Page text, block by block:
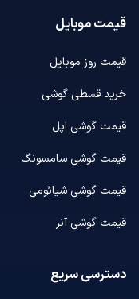
قیمت موبایل
قیمت روز موبایل
خرید قسطی گوشی
قیمت گوشی اپل
قیمت گوشی سامسونگ
قیمت گوشی شیائومی
قیمت گوشی آنر
دسترسی سریع